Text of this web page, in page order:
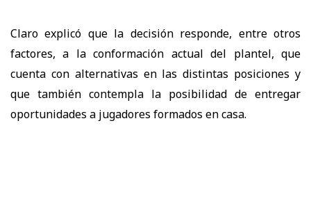
Claro explicó que la decisión responde, entre otros
factores, a la conformación actual del plantel, que
cuenta con alternativas en las distintas posiciones y
que también contempla la posibilidad de entregar
oportunidades a jugadores formados en casa.